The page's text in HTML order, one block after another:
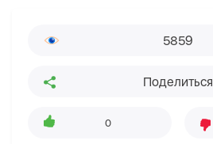
5859
Поделиться
0